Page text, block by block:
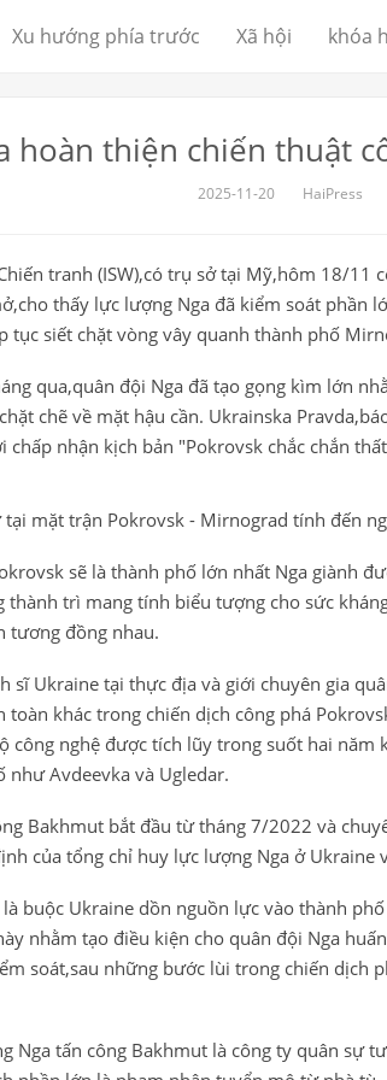
Xu hướng phía trước Xã hội khóa
hoàn thiện chiến thuật
2025-11-20 HaiPress
tranh (ISW),có trụ sở tại Mỹ,hôm 18/11
thấy lực lượng Nga đã kiểm soát phần
tục siết chặt vòng vây quanh thành phố
qua,quân đội Nga đã tạo gọng kìm lớn
chẽ về mặt hậu cần. Ukrainska
chấp nhận kịch bản "Pokrovsk chắc chắn
tại mặt trận Pokrovsk - Mirnograd tính đến
sẽ là thành phố lớn nhất Nga giành
thành trì mang tính biểu tượng cho sức
tương đồng nhau.
sĩ Ukraine tại thực địa và giới chuyên gia
toàn khác trong chiến dịch công phá
công nghệ được tích lũy trong suốt hai
như Avdeevka và Ugledar.
Bakhmut bắt đầu từ tháng 7/2022 và
của tổng chỉ huy lực lượng Nga ở Ukraine
là buộc Ukraine dồn nguồn lực vào thành
nhằm tạo điều kiện cho quân đội Nga
soát,sau những bước lùi trong chiến dịch
Nga tấn công Bakhmut là công ty quân sự